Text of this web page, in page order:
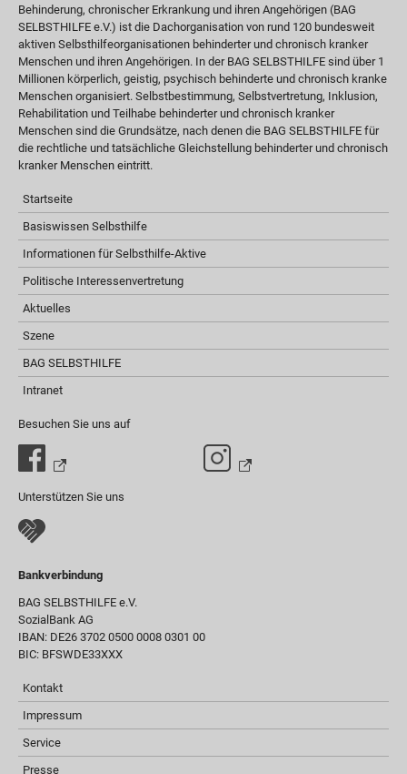
Behinderung, chronischer Erkrankung und ihren Angehörigen (BAG
SELBSTHILFE e.V.) ist die Dachorganisation von rund 120 bundesweit
aktiven Selbsthilfeorganisationen behinderter und chronisch kranker
Menschen und ihren Angehörigen. In der BAG SELBSTHILFE sind über 1
Millionen körperlich, geistig, psychisch behinderte und chronisch kranke
Menschen organisiert. Selbstbestimmung, Selbstvertretung, Inklusion,
Rehabilitation und Teilhabe behinderter und chronisch kranker
Menschen sind die Grundsätze, nach denen die BAG SELBSTHILFE für
die rechtliche und tatsächliche Gleichstellung behinderter und chronisch
kranker Menschen eintritt.
Startseite
Basiswissen Selbsthilfe
Informationen für Selbsthilfe-Aktive
Politische Interessenvertretung
Aktuelles
Szene
BAG SELBSTHILFE
Intranet
Besuchen Sie uns auf
Unterstützen Sie uns
Bankverbindung
BAG SELBSTHILFE e.V.
SozialBank AG
IBAN: DE26 3702 0500 0008 0301 00
BIC: BFSWDE33XXX
Kontakt
Impressum
Service
Presse